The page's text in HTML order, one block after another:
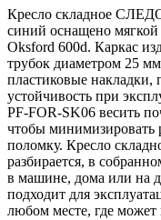
Кресло складное
синий оснащено мягкой
Oksford 600d. Каркас
трубок диаметром 25
пластиковые
устойчивость при
PF-FOR-SK06 весить
чтобы минимизировать
поломку. Кресло
разбирается, в
в машине, дома или на
подходит для
любом месте, где может